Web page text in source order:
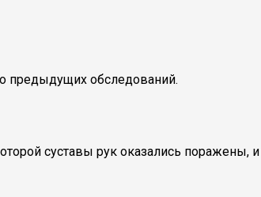
предыдущих обследований.
суставы рук оказались поражены,